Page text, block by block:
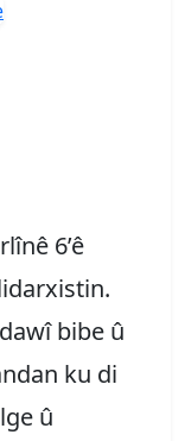
6’ê
bibe û
ku di
û